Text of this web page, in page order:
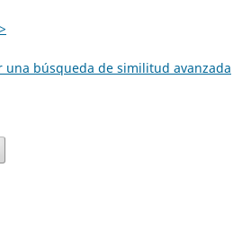
una búsqueda de similitud avanzada